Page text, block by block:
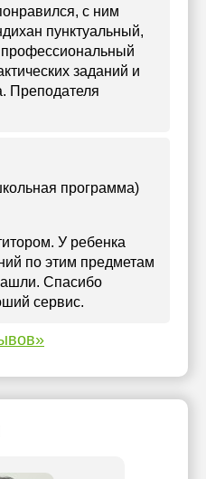
с ним
пунктуальный,
профессиональный
заданий и
Преподателя
программа)
У ребенка
по этим предметам
Спасибо
сервис.